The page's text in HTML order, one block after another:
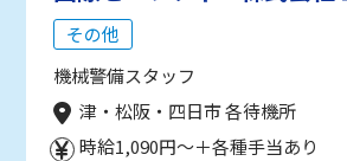
その他
機械警備スタッフ
津・松阪・四日市 各待機所
時給1,090円～＋各種手当あり